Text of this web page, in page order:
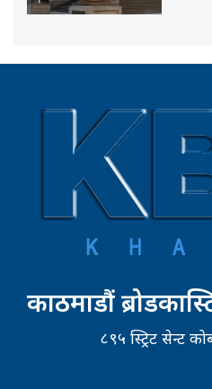
काठमाडौं
८९५ स्ट्रिट सेन्ट